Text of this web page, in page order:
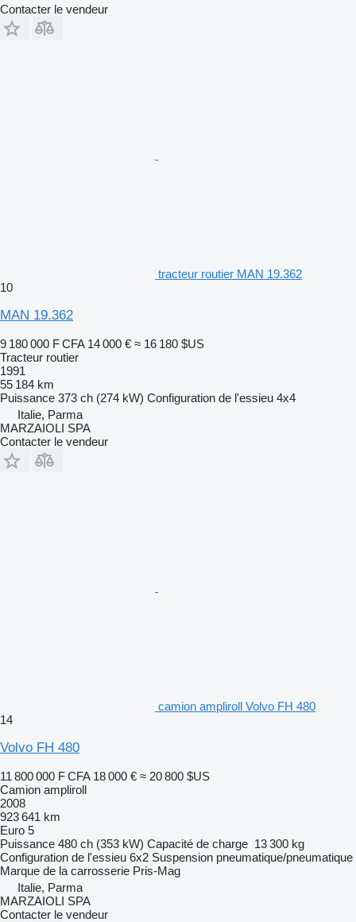
Contacter le vendeur
tracteur routier MAN 19.362
10
MAN 19.362
9 180 000 F CFA 14 000 € ≈ 16 180 $US
Tracteur routier
1991
55 184 km
Puissance 373 ch (274 kW) Configuration de l'essieu 4x4
Italie, Parma
MARZAIOLI SPA
Contacter le vendeur
camion ampliroll Volvo FH 480
14
Volvo FH 480
11 800 000 F CFA 18 000 € ≈ 20 800 $US
Camion ampliroll
2008
923 641 km
Euro 5
Puissance 480 ch (353 kW) Capacité de charge 13 300 kg
Configuration de l'essieu 6x2 Suspension pneumatique/pneumatique
Marque de la carrosserie Pris-Mag
Italie, Parma
MARZAIOLI SPA
Contacter le vendeur